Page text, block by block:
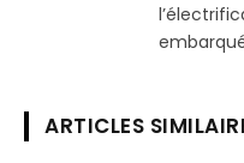
ARTICLES